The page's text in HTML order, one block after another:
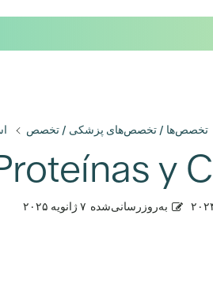
تخصص‌ها / تخصص‌های پزشکی / تخصص
y
به‌روزرسانی‌شده ۷ ژانویه ۲۰۲۵